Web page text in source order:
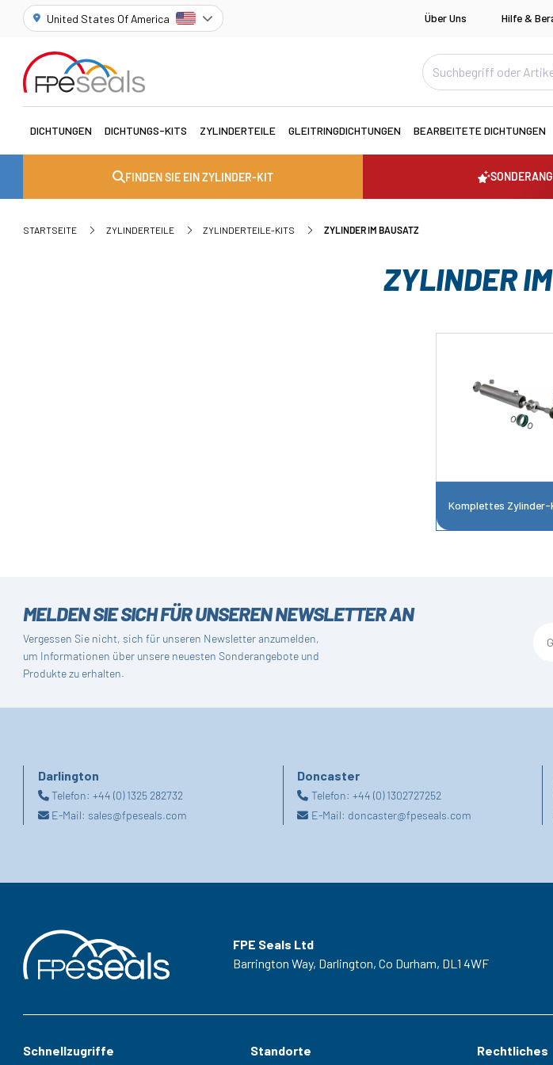
United States Of America Über Uns Hilfe &
DICHTUNGEN DICHTUNGS-KITS ZYLINDERTEILE GLEITRINGDICHTUNGEN BEARBEITETE DICHTUNGEN
FINDEN SIE EIN ZYLINDER-KIT
STARTSEITE ZYLINDERTEILE ZYLINDERTEILE-KITS ZYLINDER IM BAUSATZ
ZYLINDER
Komplettes Zylinder-
MELDEN SIE SICH FÜR UNSEREN NEWSLETTER AN
Vergessen Sie nicht, sich für unseren Newsletter anzumelden,
um Informationen über unsere neuesten Sonderangebote und
Produkte zu erhalten.
Darlington
Telefon:+44 (0) 1325 282732
E-Mail: sales@fpeseals.com
Doncaster
Telefon: +44 (0) 1302727252
E-Mail: doncaster@fpeseals.com
FPE Seals Ltd
Barrington Way, Darlington, Co Durham, DL1 4WF
Schnellzugriffe Standorte Rechtliches